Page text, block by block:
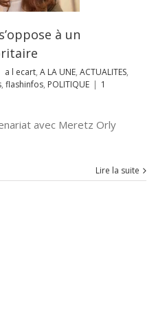
à un
a l ecart, A LA UNE, ACTUALITES,
, flashinfos, POLITIQUE | 1
avec Meretz Orly
Lire la suite